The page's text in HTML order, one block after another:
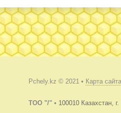
Pchely.kz © 2021 • Карта сайта
TOO "/" • 100010 Казахстан,